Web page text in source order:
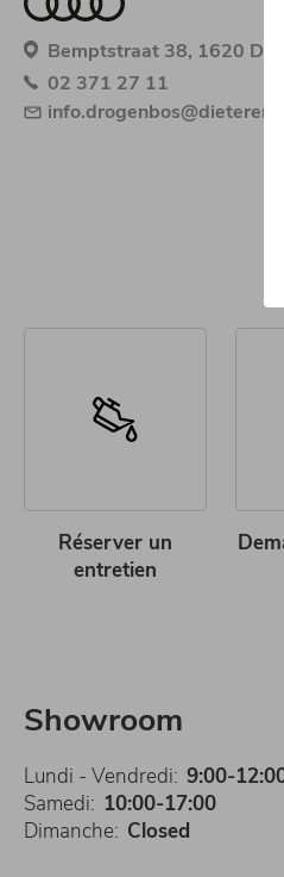
Bemptstraat 38, 1620
02 371 27 11
Réserver un
entretien
Showroom
Lundi - Vendredi: 9:00-
Samedi: 10:00-17:00
Dimanche: Closed